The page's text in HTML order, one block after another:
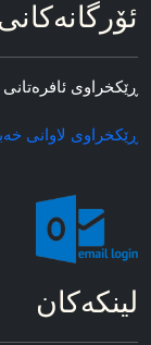
ڕێکخراوی
ڕێکخراوی لاوانی
لینکه‌کان